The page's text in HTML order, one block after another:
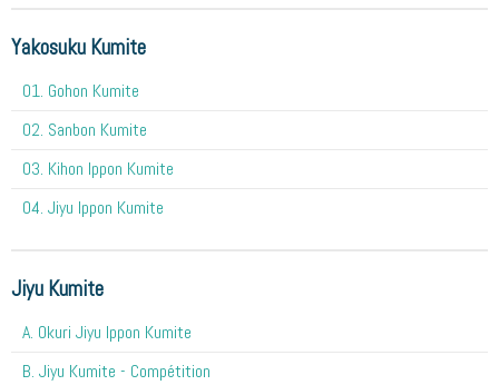
Yakosuku Kumite
01. Gohon Kumite
02. Sanbon Kumite
03. Kihon Ippon Kumite
04. Jiyu Ippon Kumite
Jiyu Kumite
A. Okuri Jiyu Ippon Kumite
B. Jiyu Kumite - Compétition